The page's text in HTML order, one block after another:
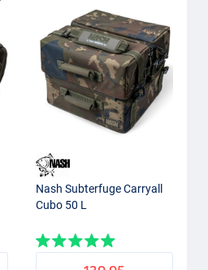
Nash Subterfuge Carryall
Cubo 50 L